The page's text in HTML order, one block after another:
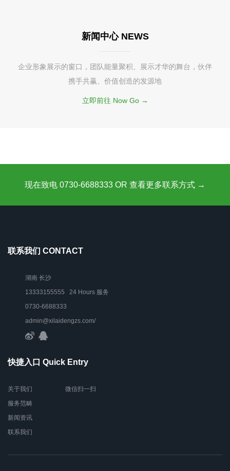
新闻中心 NEWS
企业形象展示的窗口，团队能量聚积、展示才华的舞台，伙伴
携手共赢、价值创造的发源地
立即前往 Now Go →
现在致电 0730-6688333 OR 查看更多联系方式 →
联系我们 CONTACT
湖南 长沙
13333155555 24 Hours 服务
0730-6688333
admin@xilaidengzs.com/
快捷入口 Quick Entry
关于我们
服务范畴
新闻资讯
联系我们
微信扫一扫